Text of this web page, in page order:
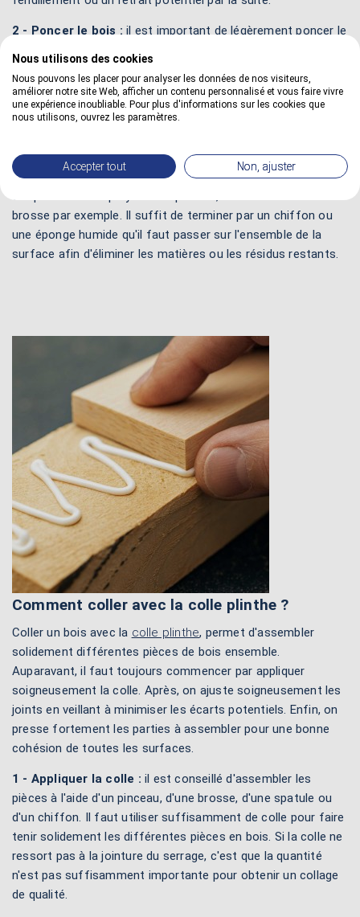
2 - Poncer le bois : il est important de légèrement poncer le
faut pas hésiter à supprimer les reliefs, les aspérités ou les
particules qui peuvent dépasser. Il faut arriver à un bon
ajustement des différentes morceaux.
3 - Retirer la poussière :il ne faut pas oublier de retirer la
poussière résiduelle qui est due au ponçage du matériau. Il
est possible d'employer un aspirateur, un balais ou une
brosse par exemple. Il suffit de terminer par un chiffon ou
une éponge humide qu'il faut passer sur l'ensemble de la
surface afin d'éliminer les matières ou les résidus restants.
Comment coller avec la colle plinthe ?
Coller un bois avec la colle plinthe, permet d'assembler
solidement différentes pièces de bois ensemble.
Auparavant, il faut toujours commencer par appliquer
soigneusement la colle. Après, on ajuste soigneusement les
joints en veillant à minimiser les écarts potentiels. Enfin, on
presse fortement les parties à assembler pour une bonne
cohésion de toutes les surfaces.
1 - Appliquer la colle : il est conseillé d'assembler les
pièces à l'aide d'un pinceau, d'une brosse, d'une spatule ou
d'un chiffon. Il faut utiliser suffisamment de colle pour faire
tenir solidement les différentes pièces en bois. Si la colle ne
ressort pas à la jointure du serrage, c'est que la quantité
n'est pas suffisamment importante pour obtenir un collage
de qualité.
Nous utilisons des cookies
Nous pouvons les placer pour analyser les données de nos visiteurs,
améliorer notre site Web, afficher un contenu personnalisé et vous faire vivre
une expérience inoubliable. Pour plus d'informations sur les cookies que
nous utilisons, ouvrez les paramètres.
Accepter tout Non, ajuster